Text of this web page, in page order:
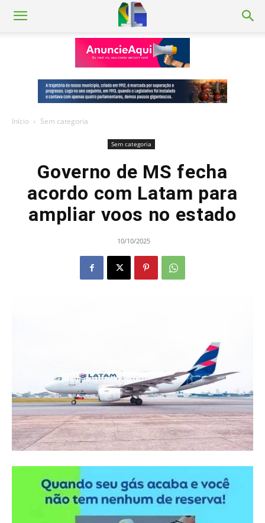
Início Sem categoria
Sem categoria
Governo de MS fecha
acordo com Latam para
ampliar voos no estado
10/10/2025